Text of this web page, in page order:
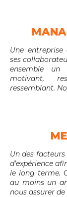
Une
ses
ensemble un
motivant,
ressemblant.
Un des
d’expérience
le long terme.
au moins un
nous assurer